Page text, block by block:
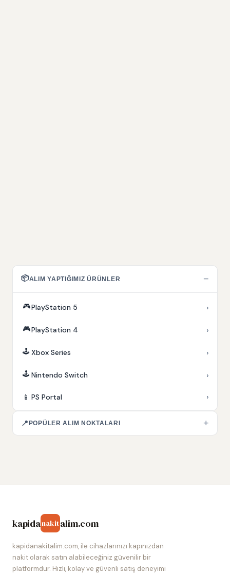
📦ALIM YAPTIĞIMIZ ÜRÜNLER −
🎮PlayStation 5 ›
🎮PlayStation 4 ›
🕹️ Xbox Series ›
🕹️ Nintendo Switch ›
📱 PS Portal ›
📍 POPÜLER ALIM NOKTALARI +
kapidanakitalim.com
kapidanakitalim.com, ile cihazlarınızı kapınızdan
nakit olarak satın alabileceğiniz güvenilir bir
platformdur. Hızlı, kolay ve güvenli satış deneyimi